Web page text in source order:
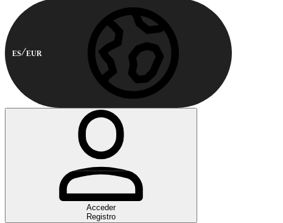
ES EUR
Acceder
Registro